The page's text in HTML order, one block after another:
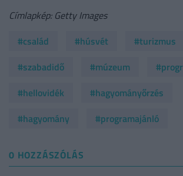
Címlapkép: Getty Images
#család
#húsvét #turizmus
#szabadidő
#múzeum
#hellovidék
#hagyományőrzés
#hagyomány
#programajánló
0 HOZZÁSZÓLÁS